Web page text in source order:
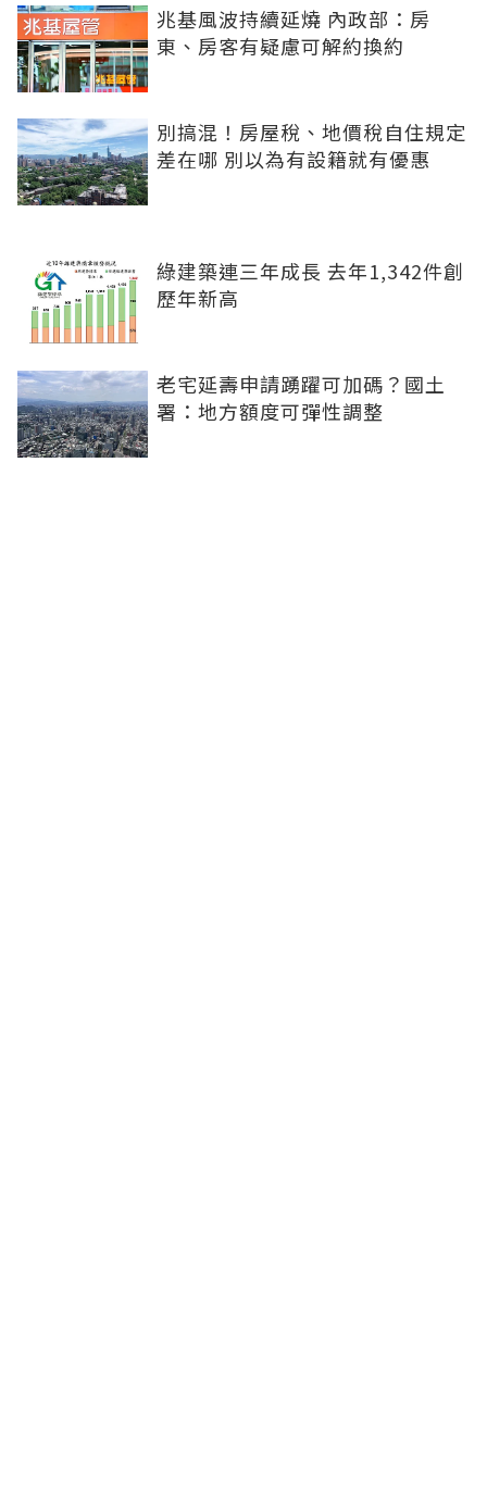
兆基風波持續延燒 內政部：房
東、房客有疑慮可解約換約
別搞混！房屋稅、地價稅自住規定
差在哪 別以為有設籍就有優惠
綠建築連三年成長 去年1,342件創
歷年新高
老宅延壽申請踴躍可加碼？國土
署：地方額度可彈性調整